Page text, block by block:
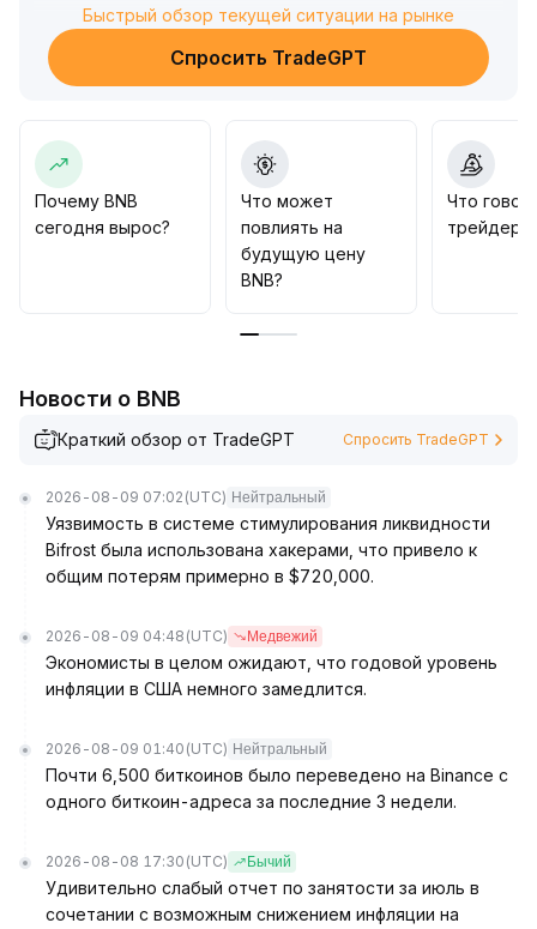
Технический анализ показывает, что на текущем
этапе основной уровень поддержки находится на
отметке 584 долларов, верхнее давление — в зоне
для преодоления текущего уровня сопротивления
и начала нового восходящего цикла
Рекомендуется нейтрально-позитивное
распределение, с динамической корректировкой
позиций в зависимости от развития данных
экосистемы и изменений объема торгов
Быстрый обзор текущей ситуации на рынке
Спросить TradeGPT
Почему BNB
сегодня вырос?
Что может
повлиять на
будущую цену
BNB?
Что
трейдеры
Новости о BNB
Краткий обзор от TradeGPT Спросить TradeGPT
2026-08-09 07:02 (UTC) Нейтральный
Уязвимость в системе стимулирования ликвидности
Bifrost была использована хакерами, что привело к
общим потерям примерно в $720,000.
2026-08-09 04:48 (UTC) Медвежий
Экономисты в целом ожидают, что годовой уровень
инфляции в США немного замедлится.
2026-08-09 01:40 (UTC) Нейтральный
Почти 6,500 биткоинов было переведено на Binance с
одного биткоин-адреса за последние 3 недели.
2026-08-08 17:30 (UTC) Бычий
Удивительно слабый отчет по занятости за июль в
сочетании с возможным снижением инфляции на